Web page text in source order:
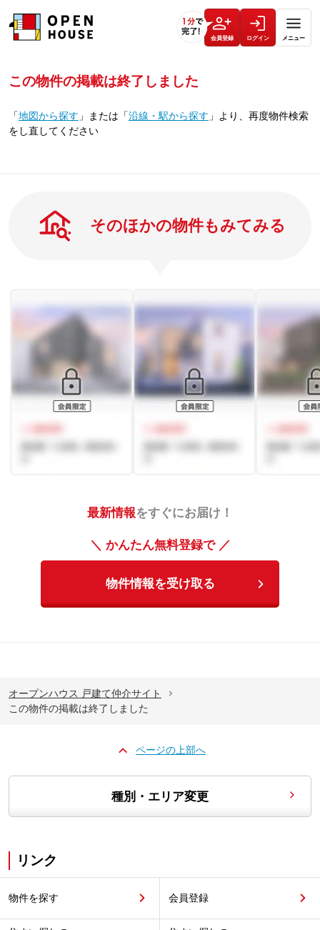
会員登録 ログイン メニュー
この物件の掲載は終了しました
「地図から探す 」 または 「沿線・駅から探す 」 より、再度物件検索
をし直してください
そのほかの物件もみてみる
最新情報をすぐにお届け！
＼ かんたん無料登録で ／
物件情報を受け取る
オープンハウス 戸建て仲介サイト
この物件の掲載は終了しました
ページの上部へ
種別・エリア変更
リンク
物件を探す 会員登録